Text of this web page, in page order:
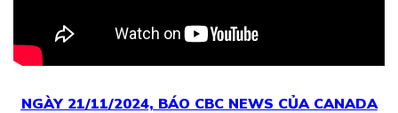
NGÀY 21/11/2024, BÁO CBC NEWS CỦA CANADA